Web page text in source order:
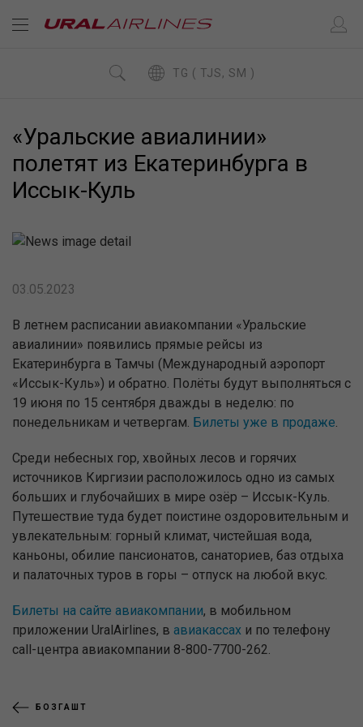
TG ( TJS, SM )
«Уральские авиалинии»
полетят из Екатеринбурга в
Иссык-Куль
03.05.2023
В летнем расписании авиакомпании «Уральские
авиалинии» появились прямые рейсы из
Екатеринбурга в Тамчы (Международный аэропорт
«Иссык-Куль») и обратно. Полёты будут выполняться с
19 июня по 15 сентября дважды в неделю: по
понедельникам и четвергам. Билеты уже в продаже.
Среди небесных гор, хвойных лесов и горячих
источников Киргизии расположилось одно из самых
больших и глубочайших в мире озёр – Иссык-Куль.
Путешествие туда будет поистине оздоровительным и
увлекательным: горный климат, чистейшая вода,
каньоны, обилие пансионатов, санаториев, баз отдыха
и палаточных туров в горы – отпуск на любой вкус.
Билеты на сайте авиакомпании, в мобильном
приложении UralAirlines, в авиакассах и по телефону
call-центра авиакомпании 8-800-7700-262.
БОЗГАШТ